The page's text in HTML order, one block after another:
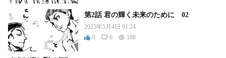
第2話 君の輝く未来のために 02
2025年5月4日 01:24
0
0 188